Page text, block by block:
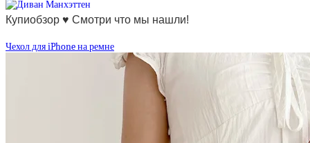
Купиобзор ♥ Смотри что мы нашли!
Чехол для iPhone на ремне